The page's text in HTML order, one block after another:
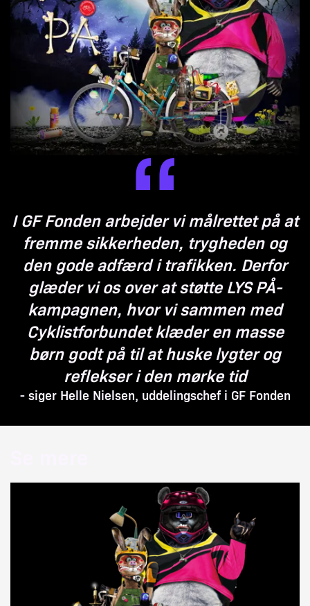
I GF Fonden arbejder vi målrettet på at
fremme sikkerheden, trygheden og
den gode adfærd i trafikken. Derfor
glæder vi os over at støtte LYS PÅ-
kampagnen, hvor vi sammen med
Cyklistforbundet klæder en masse
børn godt på til at huske lygter og
reflekser i den mørke tid
siger Helle Nielsen, uddelingschef i GF Fonden